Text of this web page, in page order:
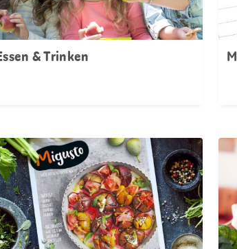
& Trinken